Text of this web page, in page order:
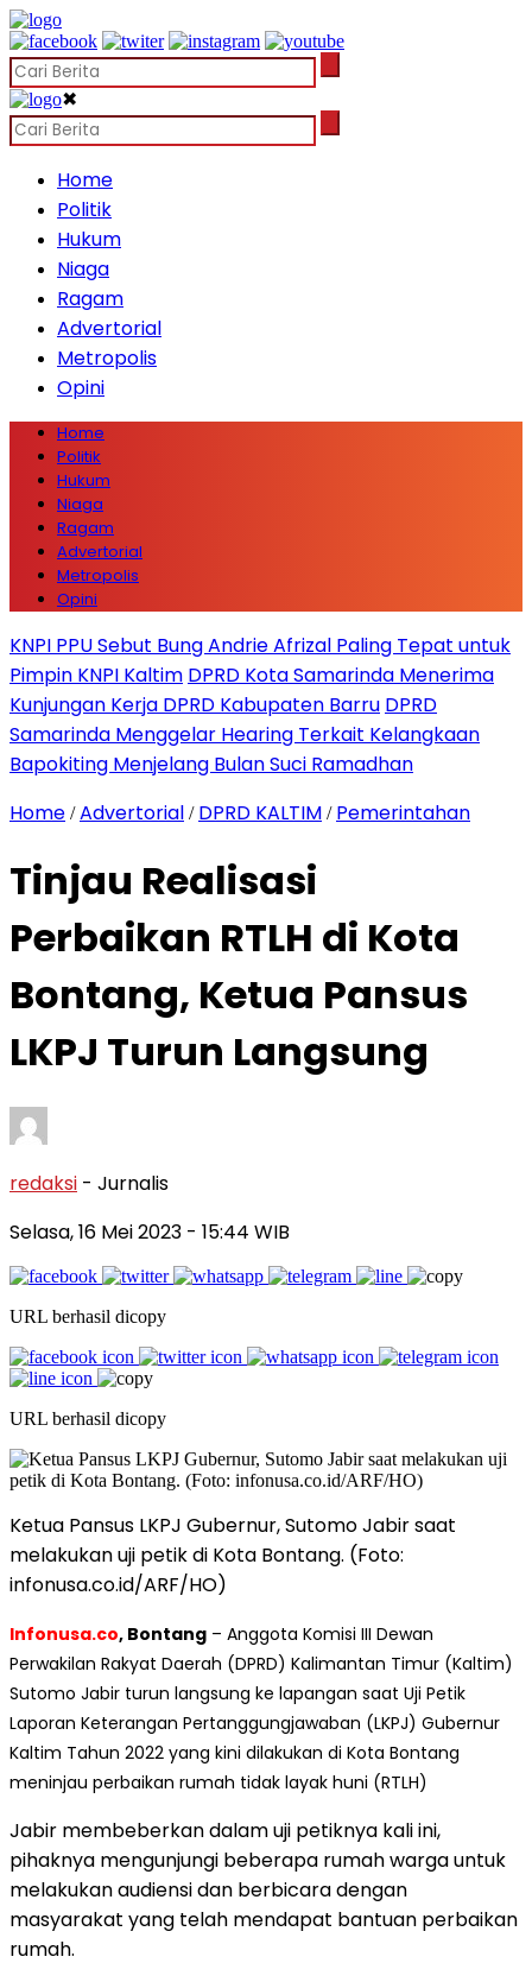
✖
Home
Politik
Hukum
Niaga
Ragam
Advertorial
Metropolis
Opini
Home
Politik
Hukum
Niaga
Ragam
Advertorial
Metropolis
Opini
KNPI PPU Sebut Bung Andrie Afrizal Paling Tepat untuk
Pimpin KNPI Kaltim DPRD Kota Samarinda Menerima
Kunjungan Kerja DPRD Kabupaten Barru DPRD
Samarinda Menggelar Hearing Terkait Kelangkaan
Bapokiting Menjelang Bulan Suci Ramadhan
Home /Advertorial / DPRD KALTIM / Pemerintahan
Tinjau Realisasi
Perbaikan RTLH di Kota
Bontang, Ketua Pansus
LKPJ Turun Langsung
redaksi - Jurnalis
Selasa, 16 Mei 2023 - 15:44 WIB
URL berhasil dicopy
URL berhasil dicopy
Ketua Pansus LKPJ Gubernur, Sutomo Jabir saat
melakukan uji petik di Kota Bontang. (Foto:
infonusa.co.id/ARF/HO)
Infonusa.co, Bontang – Anggota Komisi III Dewan
Perwakilan Rakyat Daerah (DPRD) Kalimantan Timur (Kaltim)
Sutomo Jabir turun langsung ke lapangan saat Uji Petik
Laporan Keterangan Pertanggungjawaban (LKPJ) Gubernur
Kaltim Tahun 2022 yang kini dilakukan di Kota Bontang
meninjau perbaikan rumah tidak layak huni (RTLH)
Jabir membeberkan dalam uji petiknya kali ini,
pihaknya mengunjungi beberapa rumah warga untuk
melakukan audiensi dan berbicara dengan
masyarakat yang telah mendapat bantuan perbaikan
rumah.